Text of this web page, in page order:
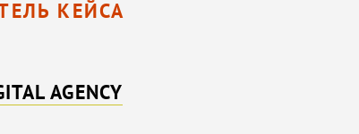
КЕЙСА
AGENCY